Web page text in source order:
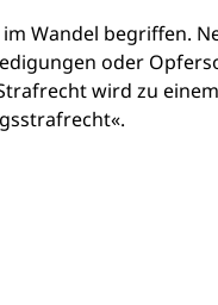
Wandel begriffen.
oder
wird zu